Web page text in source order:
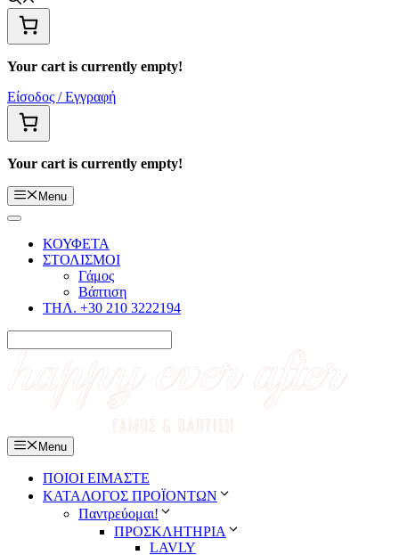
Your cart is currently empty!
Είσοδος / Εγγραφή
Your cart is currently empty!
Menu
ΚΟΥΦΕΤΑ
ΣΤΟΛΙΣΜΟΙ
Γάμος
Βάπτιση
ΤΗΛ. +30 210 3222194
Menu
ΠΟΙΟΙ ΕΙΜΑΣΤΕ
ΚΑΤΑΛΟΓΟΣ ΠΡΟΪΟΝΤΩΝ
Παντρεύομαι!
ΠΡΟΣΚΛΗΤΗΡΙΑ
LAVLY